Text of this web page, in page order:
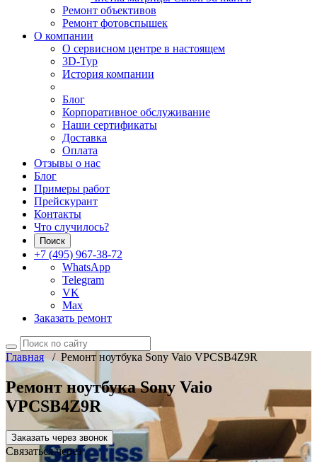
Ремонт объективов
Ремонт фотовспышек
О компании
О сервисном центре в настоящем
3D-Тур
История компании
Блог
Корпоративное обслуживание
Наши сертификаты
Доставка
Оплата
Отзывы о нас
Блог
Примеры работ
Прейскурант
Контакты
Что случилось?
Поиск
+7 (495) 967-38-72
WhatsApp
Telegram
VK
Max
Заказать ремонт
Главная/ Ремонт ноутбука Sony Vaio VPCSB4Z9R
Ремонт ноутбука Sony Vaio
VPCSB4Z9R
Заказать через звонок
Связаться через